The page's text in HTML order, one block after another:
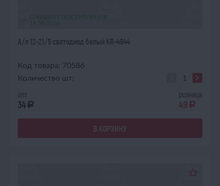
ОЖИДАЕТ ПОСТУПЛЕНИЯ
14.08.2026
А/л 12-21/5 светодиод белый KR-4844
Код товара: 70586
Количество шт:
опт
34 a
розница
49 a
В КОРЗИНУ